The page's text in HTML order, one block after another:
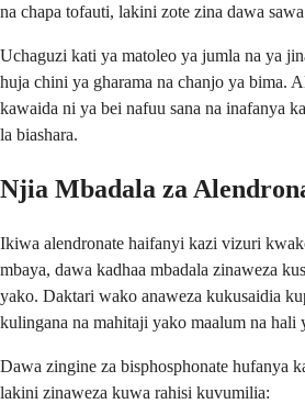
na chapa tofauti, lakini zote zina dawa
Uchaguzi kati ya matoleo ya jumla na ya
huja chini ya gharama na chanjo ya bima.
kawaida ni ya bei nafuu sana na inafanya
la biashara.
Njia Mbadala za
Ikiwa alendronate haifanyi kazi vizuri
mbaya, dawa kadhaa mbadala zinaweza
yako. Daktari wako anaweza kukusaidia
kulingana na mahitaji yako maalum na hali
Dawa zingine za bisphosphonate hufanya
lakini zinaweza kuwa rahisi kuvumilia: